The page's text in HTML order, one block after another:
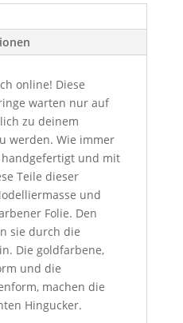
online! Diese
warten nur auf
zu deinem
werden. Wie immer
und mit
Teile dieser
und
Folie. Den
sie durch die
Die goldfarbene,
und die
machen die
Hingucker.